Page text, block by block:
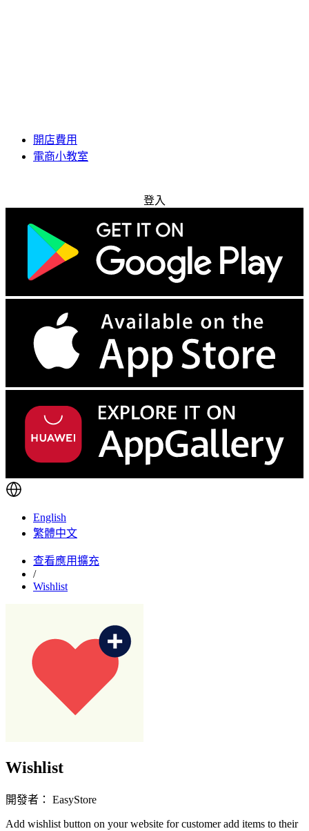
開店費用
電商小教室
登入
English
繁體中文
查看應用擴充
/
Wishlist
Wishlist
開發者： EasyStore
Add wishlist button on your website for customer add items to their